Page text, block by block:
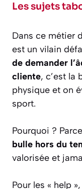
Les sujets
Dans ce métier
est un vilain
de demander
cliente, c’est la
physique et on
sport.
Pourquoi ?
bulle hors du
valorisée et
Pour les « help